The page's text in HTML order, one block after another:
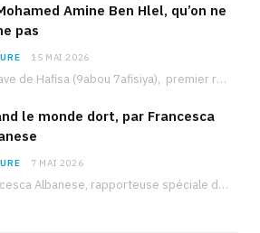
Amine Ben Hlel, qu’on ne
pas
15 MAI 2026
Le cave de Hafisa (9abou 7afisiya), premier roman du journaliste tunisien Mohamed Amine Ben Hlel,…
le monde dort, par Francesca
7 MAI 2026
Francesca Albanese, rapporteuse spéciale de l’ONU sur les territoires palestiniens occupés, était à Tunis pour…